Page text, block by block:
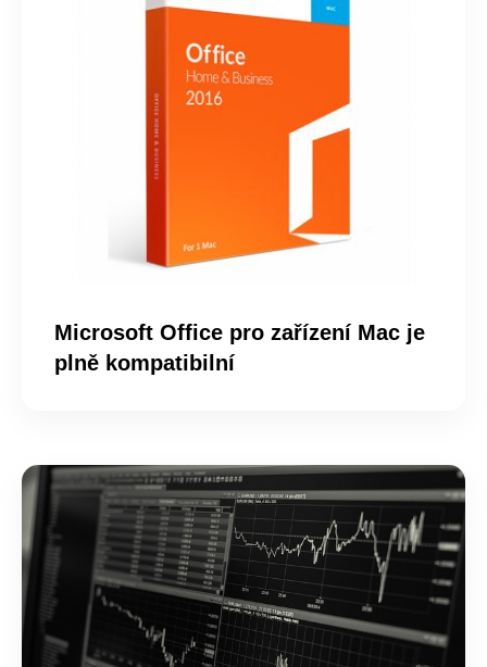
Microsoft Office pro zařízení Mac je
plně kompatibilní